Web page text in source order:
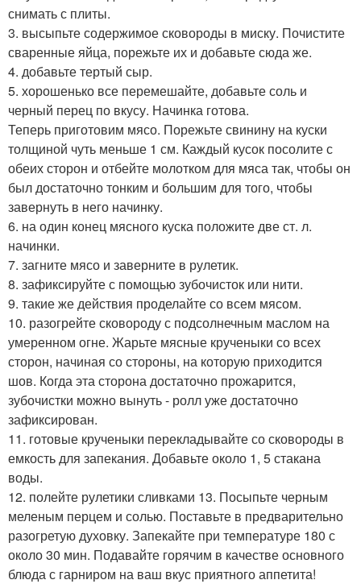
снимать с плиты.
3. высыпьте содержимое сковороды в миску. Почистите
сваренные яйца, порежьте их и добавьте сюда же.
4. добавьте тертый сыр.
5. хорошенько все перемешайте, добавьте соль и
черный перец по вкусу. Начинка готова.
Теперь приготовим мясо. Порежьте свинину на куски
толщиной чуть меньше 1 см. Каждый кусок посолите с
обеих сторон и отбейте молотком для мяса так, чтобы он
был достаточно тонким и большим для того, чтобы
завернуть в него начинку.
6. на один конец мясного куска положите две ст. л.
начинки.
7. загните мясо и заверните в рулетик.
8. зафиксируйте с помощью зубочисток или нити.
9. такие же действия проделайте со всем мясом.
10. разогрейте сковороду с подсолнечным маслом на
умеренном огне. Жарьте мясные крученыки со всех
сторон, начиная со стороны, на которую приходится
шов. Когда эта сторона достаточно прожарится,
зубочистки можно вынуть - ролл уже достаточно
зафиксирован.
11. готовые крученыки перекладывайте со сковороды в
емкость для запекания. Добавьте около 1, 5 стакана
воды.
12. полейте рулетики сливками 13. Посыпьте черным
меленым перцем и солью. Поставьте в предварительно
разогретую духовку. Запекайте при температуре 180 с
около 30 мин. Подавайте горячим в качестве основного
блюда с гарниром на ваш вкус приятного аппетита!